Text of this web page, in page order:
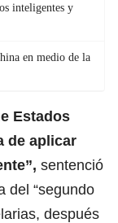
inteligentes y
en medio de la
Estados
de aplicar
sentenció
del “segundo
después